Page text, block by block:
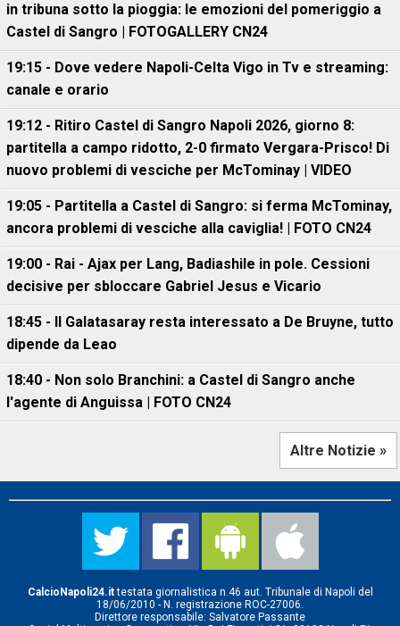
in tribuna sotto la pioggia: le emozioni del pomeriggio a
Castel di Sangro | FOTOGALLERY CN24
19:15 - Dove vedere Napoli-Celta Vigo in Tv e streaming:
canale e orario
19:12 - Ritiro Castel di Sangro Napoli 2026, giorno 8:
partitella a campo ridotto, 2-0 firmato Vergara-Prisco! Di
nuovo problemi di vesciche per McTominay | VIDEO
19:05 - Partitella a Castel di Sangro: si ferma McTominay,
ancora problemi di vesciche alla caviglia! | FOTO CN24
19:00 - Rai - Ajax per Lang, Badiashile in pole. Cessioni
decisive per sbloccare Gabriel Jesus e Vicario
18:45 - Il Galatasaray resta interessato a De Bruyne, tutto
dipende da Leao
18:40 - Non solo Branchini: a Castel di Sangro anche
l'agente di Anguissa | FOTO CN24
Altre Notizie »
CalcioNapoli24.ittestata giornalistica n.46 aut. Tribunale di Napoli del
18/06/2010 - N. registrazione ROC-27006.
Direttore responsabile: Salvatore Passante